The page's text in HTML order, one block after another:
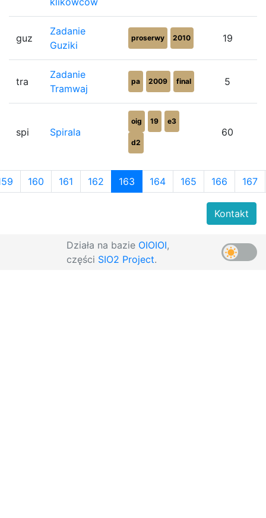
guz
Zadanie
Guziki
proserwy 2010 19
tra
Zadanie
Tramwaj
pa 2009 final 5
spi Spirala
oig 19 e3
d2
60
160 161 162 163 164 165 166 167
Działa na bazie OIOIOI,
części SIO2 Project.
Kontakt